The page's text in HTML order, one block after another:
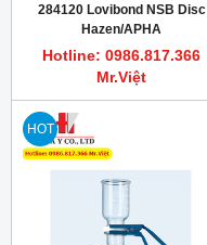
284120 Lovibond NSB Disc
Hazen/APHA
Hotline: 0986.817.366
Mr.Việt
HOT